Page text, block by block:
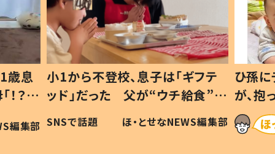
歳息
？」
編集部
小1から不登校、息子は「ギフテ
ッド」だった 父が“ウチ給食”を
作り続ける理由とは #令和の親
#令和の子
SNSで話題 ほ・とせなNEWS編集部
ひ孫
が、
「涙が
い」